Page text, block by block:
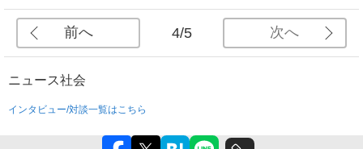
前へ 4/5 次へ
ニュース社会
インタビュー/対談一覧はこちら